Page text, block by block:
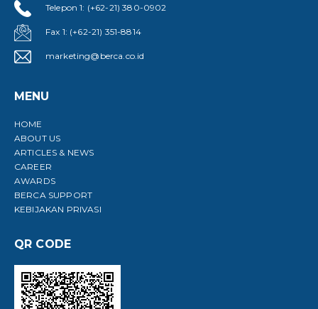
Telepon 1: (+62-21) 380-0902
Fax 1: (+62-21) 351-8814
marketing@berca.co.id
MENU
HOME
ABOUT US
ARTICLES & NEWS
CAREER
AWARDS
BERCA SUPPORT
KEBIJAKAN PRIVASI
QR CODE